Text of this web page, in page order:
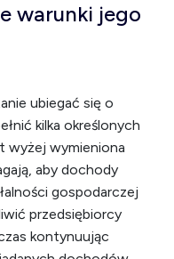
warunki jego
ubiegać się o
kilka określonych
wyżej wymieniona
aby dochody
gospodarczej
przedsiębiorcy
kontynuując